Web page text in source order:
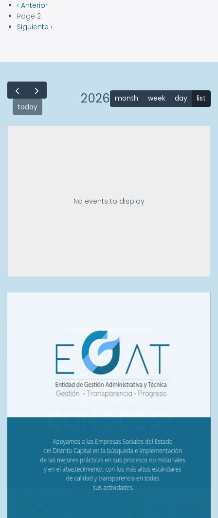
Paginación
Página
anterior
‹ Anterior
Page 2
Siguiente
Siguiente ›
today 2026 month week day list
No events to display